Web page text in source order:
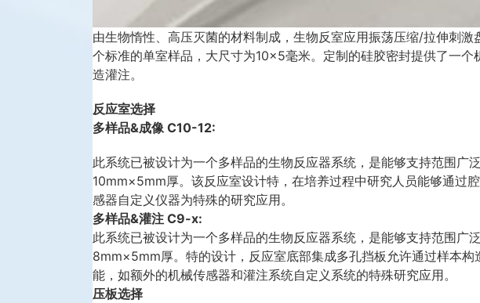
由生物惰性、高压灭菌的材料制成，生物反室应用振荡压缩/拉伸刺
个标准的单室样品，大尺寸为10×5毫米。定制的硅胶密封提供了一
造灌注。
反应室选择
多样品&成像 C10-12:
此系统已被设计为一个多样品的生物反应器系统，是能够支持范围
10mm×5mm厚。该反应室设计特，在培养过程中研究人员能够通过
感器自定义仪器为特殊的研究应用。
多样品&灌注 C9-x:
此系统已被设计为一个多样品的生物反应器系统，是能够支持范围
8mm×5mm厚。特的设计，反应室底部集成多孔挡板允许通过样本
能，如额外的机械传感器和灌注系统自定义系统的特殊研究应用。
压板选择